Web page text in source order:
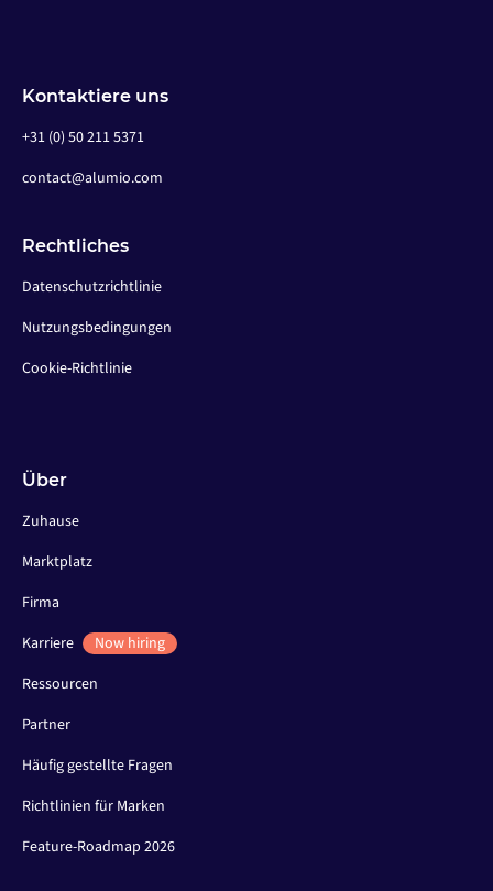
Kontaktiere uns
+31 (0) 50 211 5371
contact@alumio.com
Rechtliches
Datenschutzrichtlinie
Nutzungsbedingungen
Cookie-Richtlinie
Über
Zuhause
Marktplatz
Firma
Karriere
Now hiring
Ressourcen
Partner
Häufig gestellte Fragen
Richtlinien für Marken
Feature-Roadmap 2026